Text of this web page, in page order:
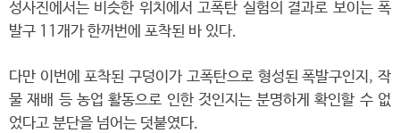
성사진에서는 비슷한 위치에서 고폭탄 실험의 결과로 보이는 폭
발구 11개가 한꺼번에 포착된 바 있다.
다만 이번에 포착된 구덩이가 고폭탄으로 형성된 폭발구인지, 작
물 재배 등 농업 활동으로 인한 것인지는 분명하게 확인할 수 없
었다고 분단을 넘어는 덧붙였다.